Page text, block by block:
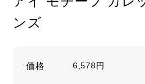
ンズ
価格 6,578円